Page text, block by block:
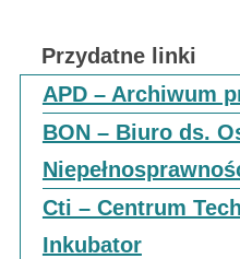
Przydatne linki
APD – Archiwum
BON – Biuro ds.
Cti – Centrum
Inkubator